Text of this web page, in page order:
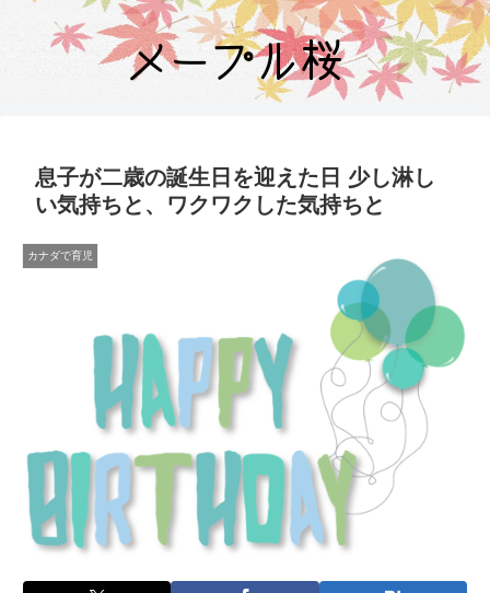
息子が二歳の誕生日を迎えた日 少し淋し
い気持ちと、ワクワクした気持ちと
カナダで育児